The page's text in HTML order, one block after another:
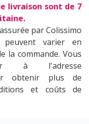
livraison sont de 7
par Colissimo
peuvent varier en
la commande. Vous
à l'adresse
obtenir plus de
et coûts de